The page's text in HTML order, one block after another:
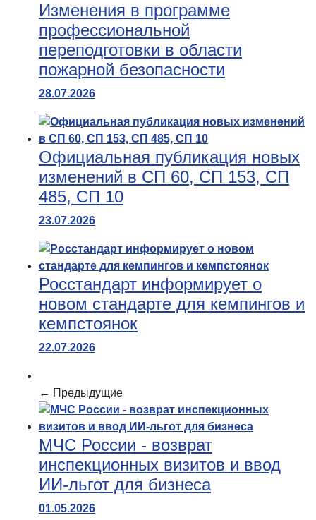
Изменения в программе
профессиональной
переподготовки в области
пожарной безопасности
28.07.2026
Официальная публикация новых
изменений в СП 60, СП 153, СП
485, СП 10
23.07.2026
Росстандарт информирует о
новом стандарте для кемпингов и
кемпстоянок
22.07.2026
← Предыдущие
МЧС России - возврат
инспекционных визитов и ввод
ИИ-льгот для бизнеса
01.05.2026